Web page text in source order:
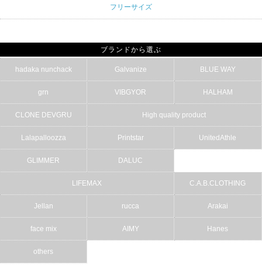
フリーサイズ
ブランドから選ぶ
hadaka nunchack Galvanize BLUE WAY
grn VIBGYOR HALHAM
CLONE DEVGRU High quality product
Lalapalloozza Printstar UnitedAthle
GLIMMER DALUC
LIFEMAX C.A.B.CLOTHING
Jellan rucca Arakai
face mix AIMY Hanes
others